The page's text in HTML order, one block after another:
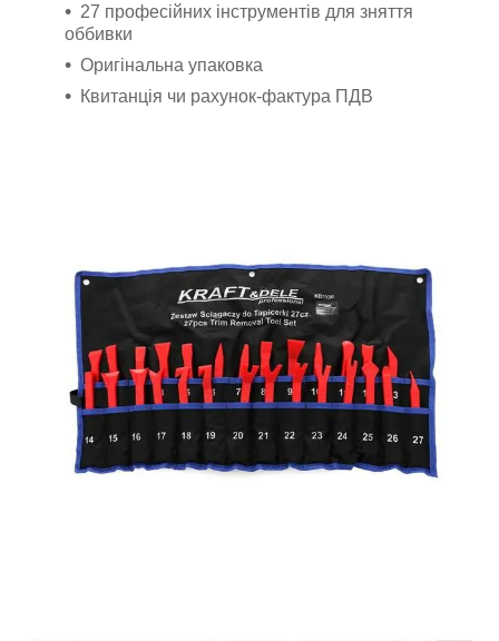
27 професійних інструментів для зняття
оббивки
Оригінальна упаковка
Квитанція чи рахунок-фактура ПДВ